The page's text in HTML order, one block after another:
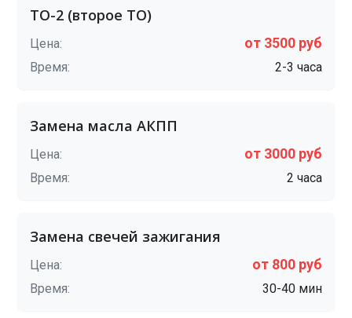
ТО-2 (второе ТО)
Цена: от 3500 руб
Время: 2-3 часа
Замена масла АКПП
Цена: от 3000 руб
Время: 2 часа
Замена свечей зажигания
Цена: от 800 руб
Время: 30-40 мин